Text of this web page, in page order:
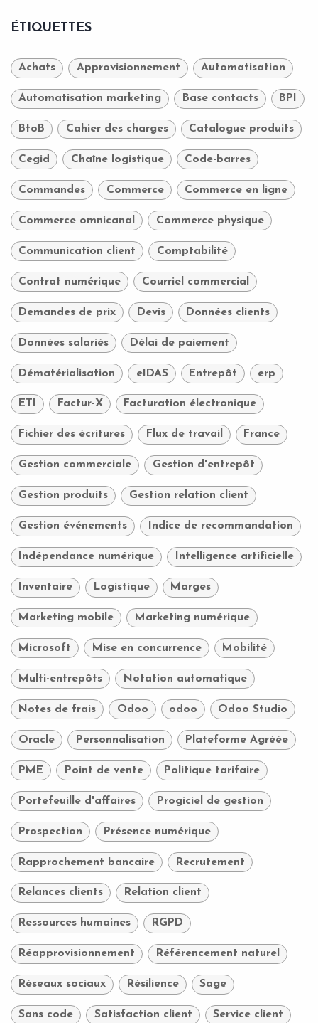
ÉTIQUETTES
Achats Approvisionnement Automatisation
Automatisation marketing Base contacts BPI
BtoB Cahier des charges Catalogue produits
Cegid Chaîne logistique Code-barres
Commandes Commerce Commerce en ligne
Commerce omnicanal Commerce physique
Communication client Comptabilité
Contrat numérique Courriel commercial
Demandes de prix Devis Données clients
Données salariés Délai de paiement
Dématérialisation eIDAS Entrepôt erp
ETI Factur-X Facturation électronique
Fichier des écritures Flux de travail France
Gestion commerciale Gestion d'entrepôt
Gestion produits Gestion relation client
Gestion événements Indice de recommandation
Indépendance numérique Intelligence artificielle
Inventaire Logistique Marges
Marketing mobile Marketing numérique
Microsoft Mise en concurrence Mobilité
Multi-entrepôts Notation automatique
Notes de frais Odoo odoo Odoo Studio
Oracle Personnalisation Plateforme Agréée
PME Point de vente Politique tarifaire
Portefeuille d'affaires Progiciel de gestion
Prospection Présence numérique
Rapprochement bancaire Recrutement
Relances clients Relation client
Ressources humaines RGPD
Réapprovisionnement Référencement naturel
Réseaux sociaux Résilience Sage
Sans code Satisfaction client Service client